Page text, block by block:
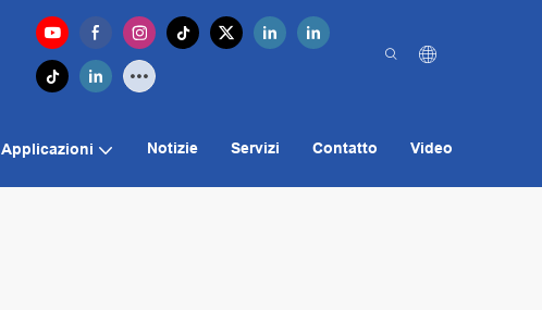
Applicazioni Notizie Servizi Contatto Video